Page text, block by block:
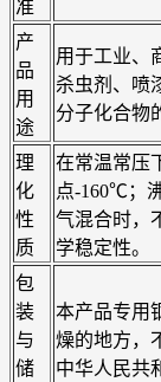
准
产
品
用
途
用于工业、
杀虫剂、喷
分子化合物
理
化
性
质
在常温常压
点-160℃；
气混合时，
学稳定性。
包
装
与
储
本产品专用
燥的地方，
中华人民共